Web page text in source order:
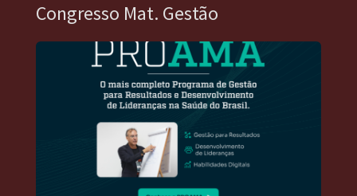
Congresso Mat. Gestão